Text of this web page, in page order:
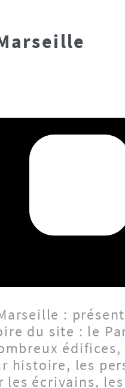
:
du site : le
édifices,
histoire, les
les écrivains,